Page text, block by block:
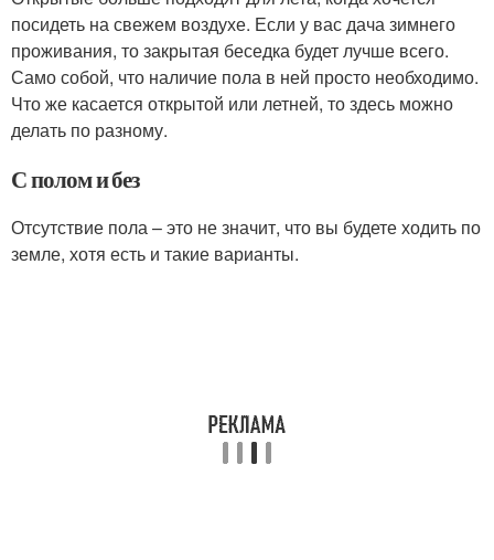
посидеть на свежем воздухе. Если у вас дача зимнего
проживания, то закрытая беседка будет лучше всего.
Само собой, что наличие пола в ней просто необходимо.
Что же касается открытой или летней, то здесь можно
делать по разному.
С полом и без
Отсутствие пола – это не значит, что вы будете ходить по
земле, хотя есть и такие варианты.